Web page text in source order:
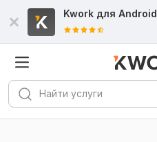
Kwork для Android